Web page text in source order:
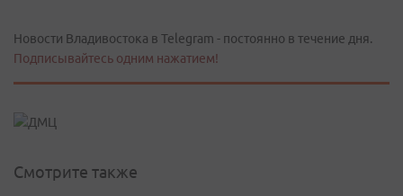
Новости Владивостока в Telegram - постоянно в течение дня.
Подписывайтесь одним нажатием!
Смотрите также